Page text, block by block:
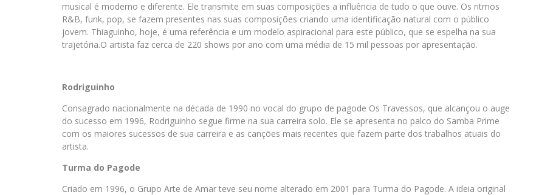
musical é moderno e diferente. Ele transmite em suas composições a influência de tudo o que ouve. Os ritmos
R&B, funk, pop, se fazem presentes nas suas composições criando uma identificação natural com o público
jovem. Thiaguinho, hoje, é uma referência e um modelo aspiracional para este público, que se espelha na sua
trajetória.O artista faz cerca de 220 shows por ano com uma média de 15 mil pessoas por apresentação.
Rodriguinho
Consagrado nacionalmente na década de 1990 no vocal do grupo de pagode Os Travessos, que alcançou o auge
do sucesso em 1996, Rodriguinho segue firme na sua carreira solo. Ele se apresenta no palco do Samba Prime
com os maiores sucessos de sua carreira e as canções mais recentes que fazem parte dos trabalhos atuais do
artista.
Turma do Pagode
Criado em 1996, o Grupo Arte de Amar teve seu nome alterado em 2001 para Turma do Pagode. A ideia original